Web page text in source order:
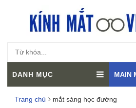
DANH MỤC MAIN
Trang chủ mắt sáng học đường